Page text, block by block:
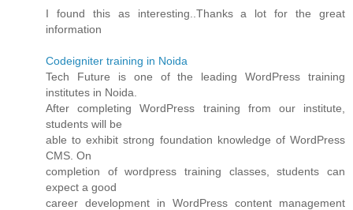
I found this as interesting..Thanks a lot for the great
information
Codeigniter training in Noida
Tech Future is one of the leading WordPress training
institutes in Noida.
After completing WordPress training from our institute,
students will be
able to exhibit strong foundation knowledge of WordPress
CMS. On
completion of wordpress training classes, students can
expect a good
career development in WordPress content management